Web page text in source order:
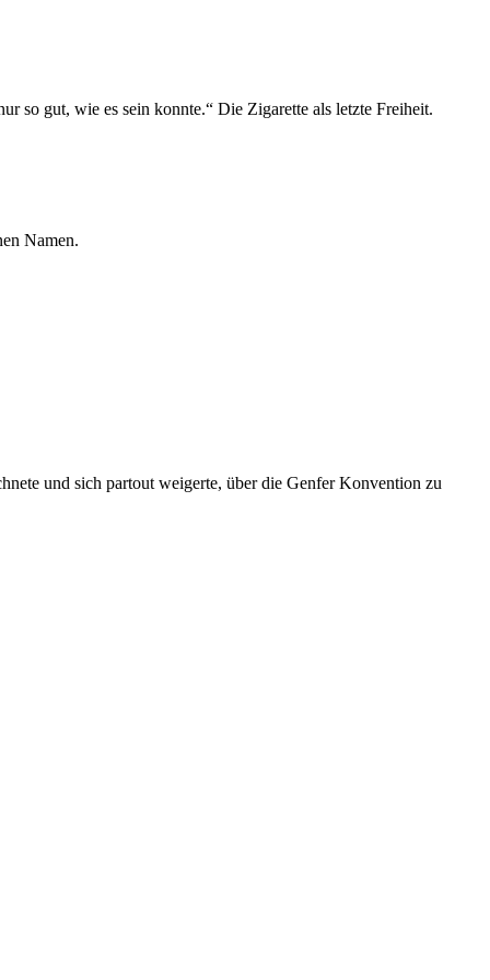
so gut, wie es sein konnte.“ Die Zigarette als letzte Freiheit.
Namen.
und sich partout weigerte, über die Genfer Konvention zu